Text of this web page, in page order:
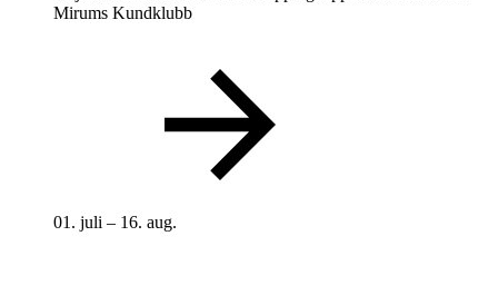
Mirums Kundklubb
01. juli – 16. aug.